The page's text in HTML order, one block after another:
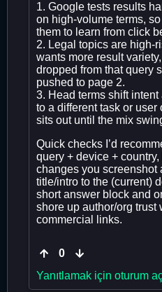
1. Google tests results
on high-volume terms,
them to learn from click
2. Legal topics are high-
wants more result
dropped from that query
pushed to page 2.
3. Head terms shift
to a different task or
sits out until the mix
Quick checks I’d
query + device +
changes you screenshot
title/intro to the (current)
short answer block and
shore up author/org trust
commercial links.
0
Yanıtlamak için oturum